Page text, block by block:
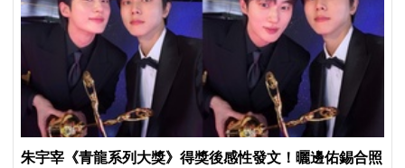
朱宇宰《青龍系列大獎》得獎後感性發文！曬邊佑錫合照